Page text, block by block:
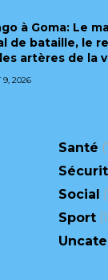
à Goma: Le
de bataille, le
artères de la
9, 2026
Santé
Social
Sport